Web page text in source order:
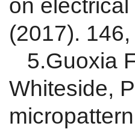
on
(2017).
5.Guoxia
Whiteside,